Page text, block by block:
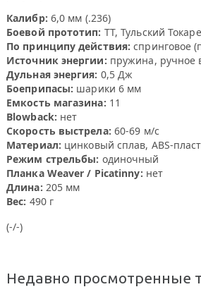
Калибр: 6,0 мм (.236)
Боевой прототип: ТТ, Тульский
По принципу действия: спринговое
Источник энергии: пружина, ручное
Дульная энергия: 0,5 Дж
Боеприпасы: шарики 6 мм
Емкость магазина: 11
Blowback: нет
Скорость выстрела: 60-69 м/с
Материал: цинковый сплав, ABS-
Режим стрельбы: одиночный
Планка Weaver / Picatinny: нет
Длина: 205 мм
Вес: 490 г
(-/-)
Недавно просмотренные